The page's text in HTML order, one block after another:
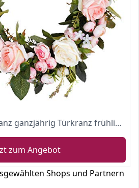
RENATUHOM Türkranz ganzjährig Türkranz frühling modern Türkranz Kranz 13 Inch
zum Angebot
Shops und Partnern